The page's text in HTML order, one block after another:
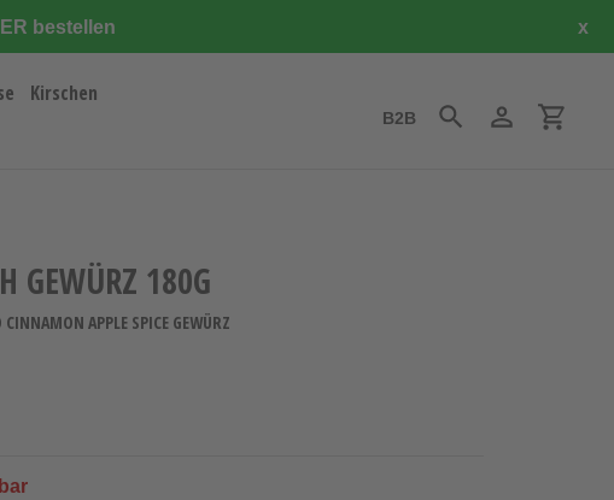
bestellen x
Kirschen
B2B SuchenEinloggen
GEWÜRZ 180G
APPLE SPICE GEWÜRZ